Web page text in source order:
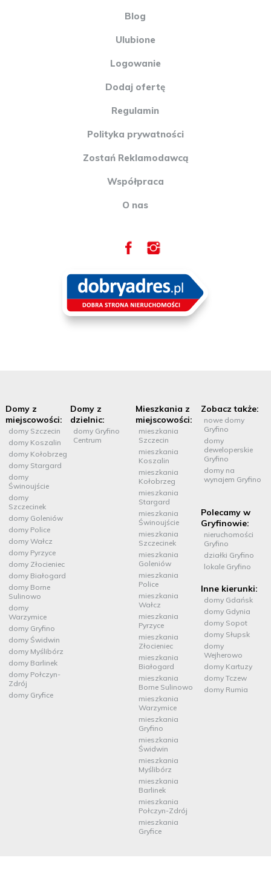
Blog
Ulubione
Logowanie
Dodaj ofertę
Regulamin
Polityka prywatności
Zostań Reklamodawcą
Współpraca
O nas
Domy z
miejscowości:
domy Szczecin
domy Koszalin
domy Kołobrzeg
domy Stargard
domy
Świnoujście
domy
Szczecinek
domy Goleniów
domy Police
domy Wałcz
domy Pyrzyce
domy Złocieniec
domy Białogard
domy Borne
Sulinowo
domy
Warzymice
domy Gryfino
domy Świdwin
domy Myślibórz
domy Barlinek
domy Połczyn-
Zdrój
domy Gryfice
Domy z
dzielnic:
domy Gryfino
Centrum
Mieszkania z
miejscowości:
mieszkania
Szczecin
mieszkania
Koszalin
mieszkania
Kołobrzeg
mieszkania
Stargard
mieszkania
Świnoujście
mieszkania
Szczecinek
mieszkania
Goleniów
mieszkania
Police
mieszkania
Wałcz
mieszkania
Pyrzyce
mieszkania
Złocieniec
mieszkania
Białogard
mieszkania
Borne Sulinowo
mieszkania
Warzymice
mieszkania
Gryfino
mieszkania
Świdwin
mieszkania
Myślibórz
mieszkania
Barlinek
mieszkania
Połczyn-Zdrój
mieszkania
Gryfice
Zobacz także:
nowe domy
Gryfino
domy
deweloperskie
Gryfino
domy na
wynajem Gryfino
Polecamy w
Gryfinowie:
nieruchomości
Gryfino
działki Gryfino
lokale Gryfino
Inne kierunki:
domy Gdańsk
domy Gdynia
domy Sopot
domy Słupsk
domy
Wejherowo
domy Kartuzy
domy Tczew
domy Rumia